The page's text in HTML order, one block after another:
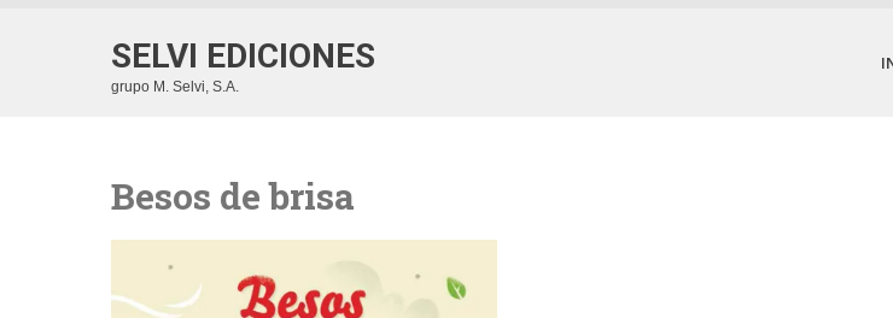
SELVI EDICIONES
grupo M. Selvi, S.A.
Besos de brisa